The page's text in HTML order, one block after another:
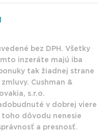
bez DPH. Všetky
inzeráte majú iba
tak žiadnej strane
Cushman &
s.r.o.
v dobrej viere
dôvodu nenesie
a presnosť.